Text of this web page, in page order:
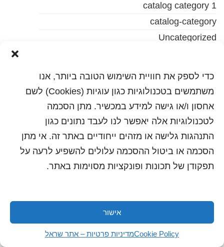
כדי לספק את חוויית השימוש הטובה ביותר, אנו
משתמשים בטכנולוגיות כגון עוגיות (Cookies) לשם
אחסון ו/או גישה למידע במכשיר. מתן הסכמה
לטכנולוגיות אלה יאפשר לנו לעבד נתונים כגון
התנהגות גלישה או מזהים ייחודיים באתר זה. אי מתן
הסכמה או ביטול ההסכמה עלולים להשפיע לרעה על
תפקודן של תכונות ופונקציות מסוימות באתר.
אישור
Cookie Policyמדיניות פרטיות – אתר שראל
catalog category 1
catalog-category
Uncategorized
קטלוג מוצרים בן
קטלוג מוצרים בן שני
"היוצרים"